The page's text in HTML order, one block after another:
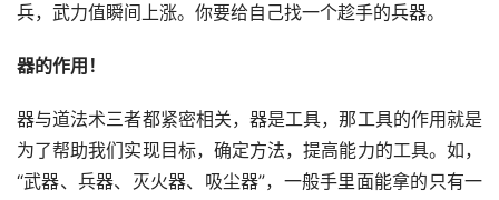
兵，武力值瞬间上涨。你要给自己找一个趁手的兵器。
器的作用！
器与道法术三者都紧密相关，器是工具，那工具的作用就是
为了帮助我们实现目标，确定方法，提高能力的工具。如，
“武器、兵器、灭火器、吸尘器”，一般手里面能拿的只有一